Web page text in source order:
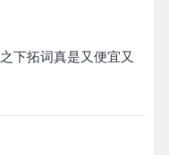
下拓词真是又便宜又